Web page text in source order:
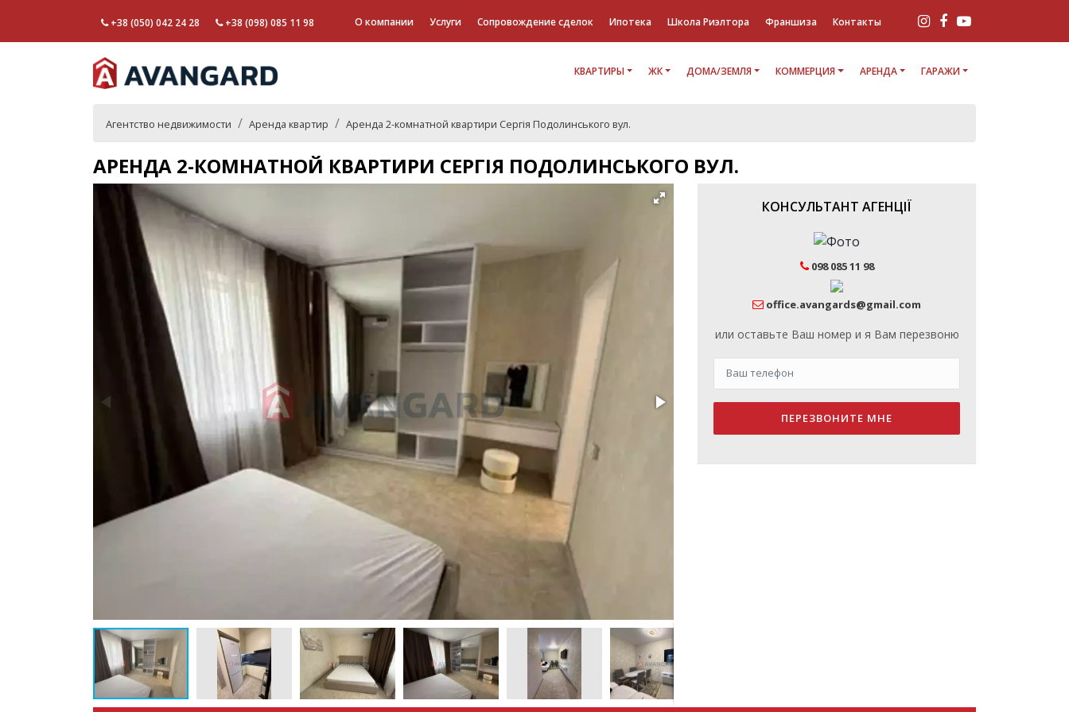
+38 (050) 042 24 28 +38 (098) 085 11 98 О компании Услуги Сопровождение сделок Ипотека Школа Риэлтора Франшиза Контакты
КВАРТИРЫ ЖК ДОМА/ЗЕМЛЯ КОММЕРЦИЯ АРЕНДА ГАРАЖИ
Агентство недвижимости Аренда квартир Аренда 2-комнатной квартири Сергія Подолинського вул.
АРЕНДА 2-КОМНАТНОЙ КВАРТИРИ СЕРГІЯ ПОДОЛИНСЬКОГО ВУЛ.
КОНСУЛЬТАНТ АГЕНЦІЇ
098 085 11 98
office.avangards@gmail.com
или оставьте Ваш номер и я Вам перезвоню
ПЕРЕЗВОНИТЕ МНЕ